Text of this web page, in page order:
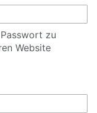
zu
Website